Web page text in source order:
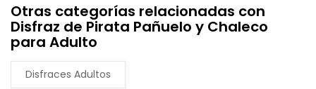
Otras categorías relacionadas con
Disfraz de Pirata Pañuelo y Chaleco
para Adulto
Disfraces Adultos